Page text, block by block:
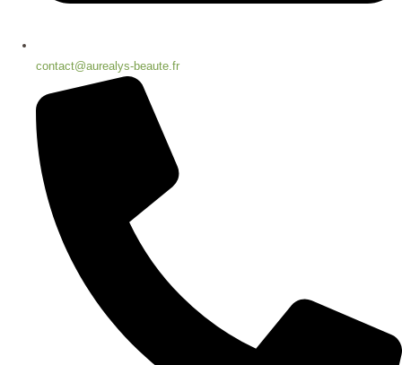
contact@aurealys-beaute.fr